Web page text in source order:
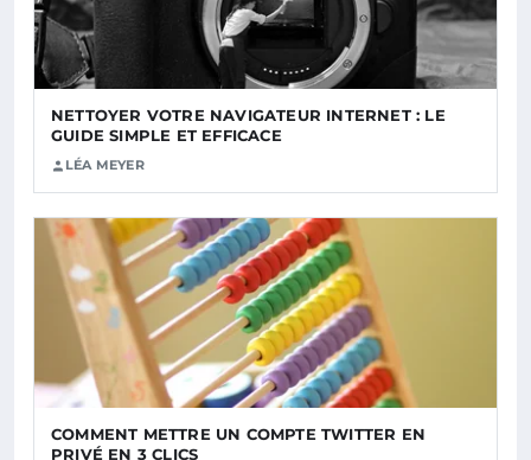
NETTOYER VOTRE NAVIGATEUR INTERNET : LE
GUIDE SIMPLE ET EFFICACE
LÉA MEYER
COMMENT METTRE UN COMPTE TWITTER EN
PRIVÉ EN 3 CLICS